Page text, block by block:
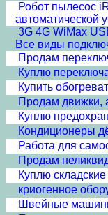
Робот пылесос
автоматической
3G 4G WiMax
Все виды
Продам
Куплю
Купить
Продам движки,
Куплю
Кондиционеры
Работа для
Продам
Куплю
криогенное
Швейные